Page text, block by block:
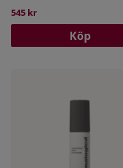
545 kr
Köp